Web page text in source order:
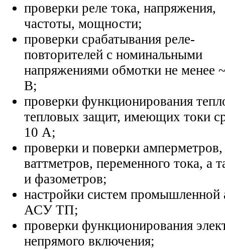
проверки реле тока, напряжения,
частоты, мощности;
проверки срабатывания реле-
повторителей с номинальными
напряжениями обмотки не менее
В;
проверки функционирования
тепловых защит, имеющих токи
10 А;
проверки и поверки
ваттметров, переменного тока, а
и фазометров;
настройки систем промышленной
АСУ ТП;
проверки функционирования
непрямого включения;